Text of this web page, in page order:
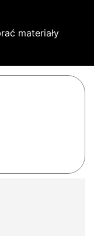
materiały